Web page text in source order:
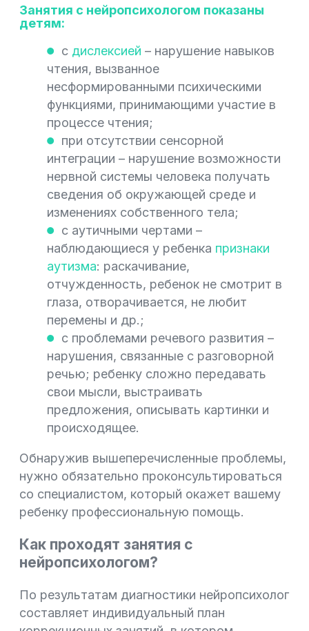
Занятия с нейропсихологом показаны
детям:
с дислексией – нарушение навыков
чтения, вызванное
несформированными психическими
функциями, принимающими участие в
процессе чтения;
при отсутствии сенсорной
интеграции – нарушение возможности
нервной системы человека получать
сведения об окружающей среде и
изменениях собственного тела;
с аутичными чертами –
наблюдающиеся у ребенка признаки
аутизма: раскачивание,
отчужденность, ребенок не смотрит в
глаза, отворачивается, не любит
перемены и др.;
с проблемами речевого развития –
нарушения, связанные с разговорной
речью; ребенку сложно передавать
свои мысли, выстраивать
предложения, описывать картинки и
происходящее.
Обнаружив вышеперечисленные проблемы,
нужно обязательно проконсультироваться
со специалистом, который окажет вашему
ребенку профессиональную помощь.
Как проходят занятия с
нейропсихологом?
По результатам диагностики нейропсихолог
составляет индивидуальный план